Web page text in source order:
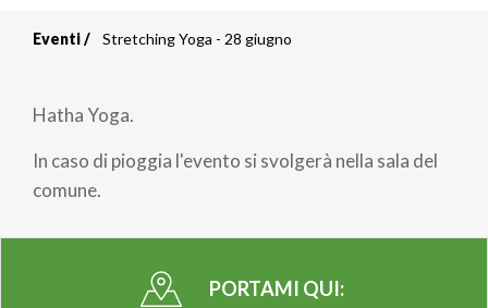
di
pane
Eventi Stretching Yoga - 28 giugno
Hatha Yoga.
In caso di pioggia l'evento si svolgerà nella sala del
comune.
PORTAMI QUI: